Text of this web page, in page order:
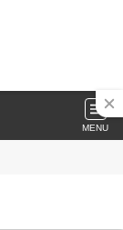
MENU